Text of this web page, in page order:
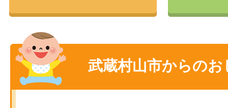
武蔵村山市からの